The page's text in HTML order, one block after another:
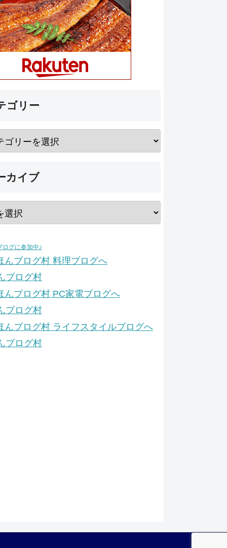
ゴリー
カイブ
ログに参加中♪
ブログ村
ブログ村
ブログ村